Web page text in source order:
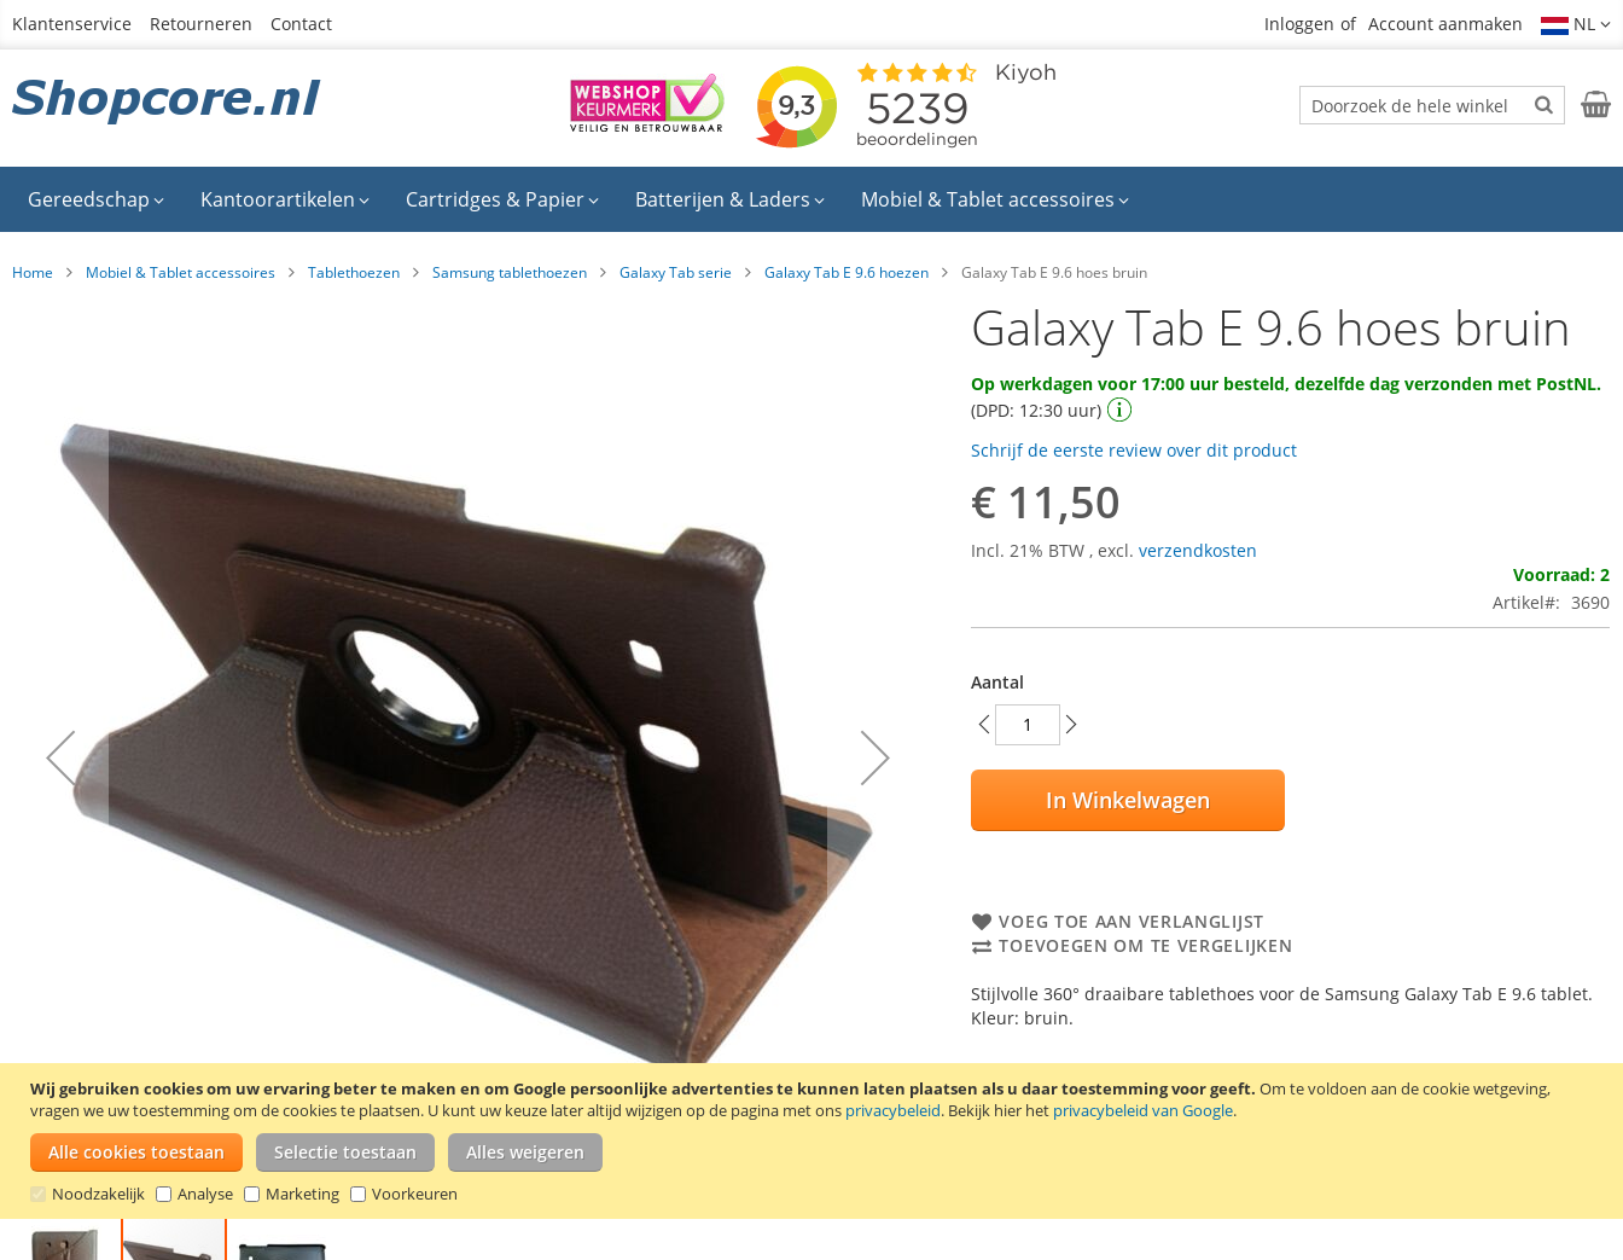
Wij gebruiken cookies om uw ervaring beter te maken en om Google persoonlijke advertenties te kunnen laten plaatsen als u daar toestemming voor geeft. Om te voldoen aan de cookie wetgeving,
vragen we uw toestemming om de cookies te plaatsen. U kunt uw keuze later altijd wijzigen op de pagina met ons privacybeleid. Bekijk hier het privacybeleid van Google.
Alle cookies toestaan Selectie toestaan Alles weigeren
Noodzakelijk Analyse Marketing Voorkeuren
Ga
inhoud
Klantenservice Retourneren Contact Inloggen Account aanmaken NL
Zoek
Zoek
Gereedschap Kantoorartikelen Cartridges & Papier Batterijen & Laders Mobiel & Tablet accessoires
Home Mobiel & Tablet accessoires Tablethoezen Samsung tablethoezen Galaxy Tab serie Galaxy Tab E 9.6 hoezen Galaxy Tab E 9.6 hoes bruin
afbeeldingen-
Galaxy Tab E 9.6 hoes bruin
Op werkdagen voor 17:00 uur besteld, dezelfde dag verzonden met PostNL.
(DPD: 12:30 uur)
Schrijf de eerste review over dit product
€ 11,50
Incl. 21% BTW, excl.verzendkosten
Voorraad: 2
Artikel
3690
Aantal
In Winkelwagen
VOEG TOE AAN VERLANGLIJST
TOEVOEGEN OM TE VERGELIJKEN
Stijlvolle 360° draaibare tablethoes voor de Samsung Galaxy Tab E 9.6 tablet.
Kleur: bruin.